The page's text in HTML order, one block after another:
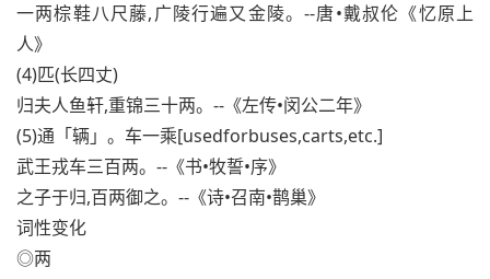
一两棕鞋八尺藤,广陵行遍又金陵。--唐•戴叔伦《忆原上
人》
(4)匹(长四丈)
归夫人鱼轩,重锦三十两。--《左传•闵公二年》
(5)通「辆」。车一乘[usedforbuses,carts,etc.]
武王戎车三百两。--《书•牧誓•序》
之子于归,百两御之。--《诗•召南•鹊巢》
词性变化
◎两